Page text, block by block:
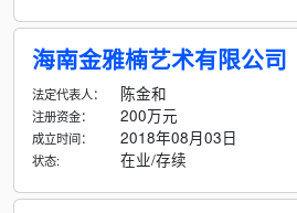
海南金雅楠艺术有限公司
法定代表人： 陈金和
注册资金： 200万元
成立时间： 2018年08月03日
状态: 在业/存续